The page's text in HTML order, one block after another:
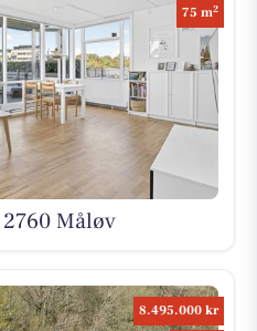
75 m2
Måløv
8.495.000 kr